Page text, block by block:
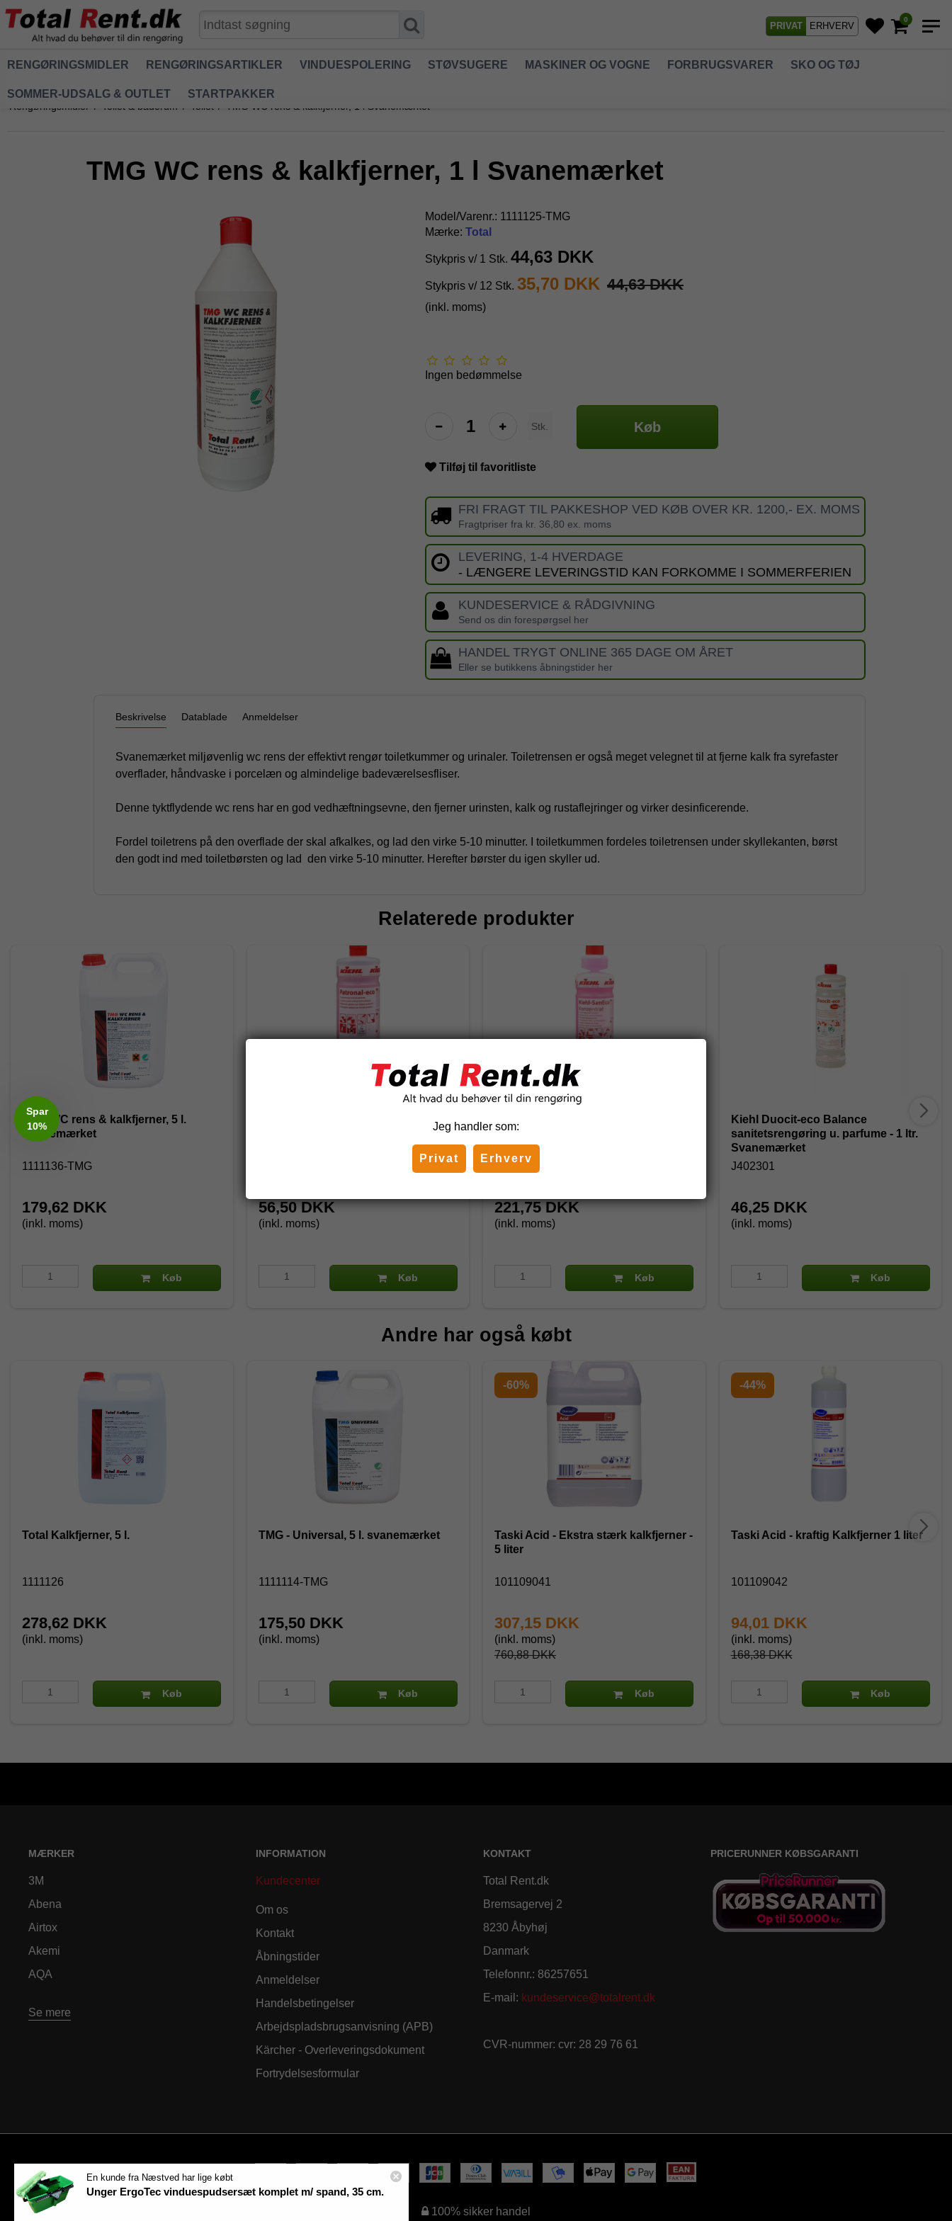
PRIVAT ERHVERV
0
RENGØRINGSMIDLER RENGØRINGSARTIKLER VINDUESPOLERING STØVSUGERE MASKINER OG VOGNE FORBRUGSVARER SKO OG TØJ
SOMMER-UDSALG & OUTLET STARTPAKKER
Rengøringsmidler / Toilet & baderum / Toilet / TMG WC rens & kalkfjerner, 1 l Svanemærket
TMG WC rens & kalkfjerner, 1 l Svanemærket
Model/Varenr.: 1111125-TMG
Mærke: Total
Stykpris v/ 1 Stk. 44,63 DKK
Stykpris v/ 12 Stk. 35,70 DKK 44,63 DKK
(inkl. moms)
Ingen bedømmelse
Stk. Køb
Tilføj til favoritliste
FRI FRAGT TIL PAKKESHOP VED KØB OVER KR. 1200,- EX. MOMS
Fragtpriser fra kr. 36,80 ex. moms
LEVERING, 1-4 HVERDAGE
- LÆNGERE LEVERINGSTID KAN FORKOMME I SOMMERFERIEN
KUNDESERVICE & RÅDGIVNING
Send os din forespørgsel her
HANDEL TRYGT ONLINE 365 DAGE OM ÅRET
Eller se butikkens åbningstider her
Beskrivelse Datablade Anmeldelser
Svanemærket miljøvenlig wc rens der effektivt rengør toiletkummer og urinaler. Toiletrensen er også meget velegnet til at fjerne kalk fra syrefaster
overflader, håndvaske i porcelæn og almindelige badeværelsesfliser.
Denne tyktflydende wc rens har en god vedhæftningsevne, den fjerner urinsten, kalk og rustaflejringer og virker desinficerende.
Fordel toiletrens på den overflade der skal afkalkes, og lad den virke 5-10 minutter. I toiletkummen fordeles toiletrensen under skyllekanten, børst
den godt ind med toiletbørsten og lad den virke 5-10 minutter. Herefter børster du igen skyller ud.
Relaterede produkter
TMG WC rens & kalkfjerner, 5 l.
Svanemærket
1111136-TMG
179,62 DKK
(inkl. moms)
Køb
Kiehl Patronal-Eco sanitetsrengøring
56,50 DKK
(inkl. moms)
Køb
farve & parfume - 1 ltr.
J401533
221,75 DKK
(inkl. moms)
Køb
Kiehl Duocit-eco Balance
sanitetsrengøring u. parfume - 1 ltr.
Svanemærket
J402301
46,25 DKK
(inkl. moms)
Køb
Andre har også købt
Total Kalkfjerner, 5 l.
1111126
278,62 DKK
(inkl. moms)
Køb
TMG - Universal, 5 l. svanemærket
1111114-TMG
175,50 DKK
(inkl. moms)
Køb
-60%
Taski Acid - Ekstra stærk kalkfjerner -
5 liter
101109041
760,88 DKK
307,15 DKK
(inkl. moms)
Køb
-44%
Taski Acid - kraftig Kalkfjerner 1 liter
101109042
168,38 DKK
94,01 DKK
(inkl. moms)
Køb
MÆRKER
3M
Abena
Airtox
Akemi
AQA
Se mere
INFORMATION
Kundecenter
Om os
Kontakt
Åbningstider
Anmeldelser
Handelsbetingelser
Arbejdspladsbrugsanvisning (APB)
Kärcher - Overleveringsdokument
Fortrydelsesformular
KONTAKT
Total Rent.dk
Bremsagervej 2
8230 Åbyhøj
Danmark
Telefonnr.: 86257651
E-mail : kundeservice@totalrent.dk
CVR-nummer: cvr: 28 29 76 61
PRICERUNNER KØBSGARANTI
100% sikker handel
Jeg handler som:
Privat Erhverv
En kunde fra Næstved har lige købt
Unger ErgoTec vinduespudsersæt komplet m/ spand, 35 cm.
Spar
10%